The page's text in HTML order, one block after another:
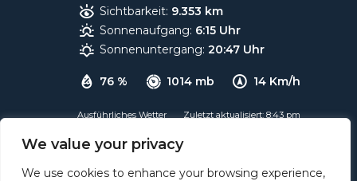
We value your privacy
We use cookies to enhance your browsing experience,
76 % 1014 mb 14 Km/h
Sichtbarkeit: 9.353 km
Sonnenaufgang: 6:15 Uhr
Sonnenuntergang: 20:47 Uhr
Ausführliches Wetter Zuletzt aktualisiert: 8:43 pm
Wetter von OpenWeatherMap